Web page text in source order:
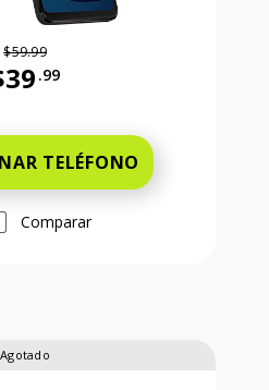
$59.99
.99
TELÉFONO
Comparar
Agotado